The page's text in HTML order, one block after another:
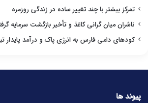
تمرکز بیشتر با چند تغییر ساده در زندگی روزمره
ناشران میان گرانی کاغذ و تأخیر بازگشت سرمایه
کودهای دامی فارس به انرژی پاک و درآمد پایدار
پیوند ها